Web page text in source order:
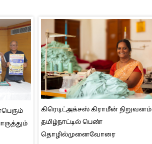
கிரெடிட்அக்சஸ் கிராமீன் நிறுவனம்
தமிழ்நாட்டில் பெண்
தொழில்முனைவோரை